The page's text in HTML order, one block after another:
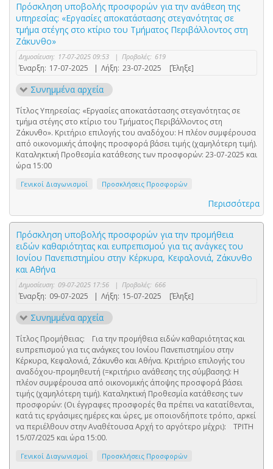
Πρόσκληση υποβολής προσφορών για την ανάθεση της
υπηρεσίας: «Εργασίες αποκατάστασης στεγανότητας σε
τμήμα στέγης στο κτίριο του Τμήματος Περιβάλλοντος στη
Ζάκυνθο»
Δημοσίευση: 17-07-2025 09:53 | Προβολές: 619
Έναρξη: 17-07-2025 | Λήξη: 23-07-2025 [Έληξε]
Συνημμένα αρχεία
Τίτλος Υπηρεσίας: «Εργασίες αποκατάστασης στεγανότητας σε
τμήμα στέγης στο κτίριο του Τμήματος Περιβάλλοντος στη
Ζάκυνθο». Κριτήριο επιλογής του αναδόχου: Η πλέον συμφέρουσα
από οικονομικής άποψης προσφορά βάσει τιμής (χαμηλότερη τιμή).
Καταληκτική Προθεσμία κατάθεσης των προσφορών: 23-07-2025 και
ώρα 15:00
Γενικοί Διαγωνισμοί Προσκλήσεις Προσφορών
Περισσότερα
Πρόσκληση υποβολής προσφορών για την προμήθεια
ειδών καθαριότητας και ευπρεπισμού για τις ανάγκες του
Ιονίου Πανεπιστημίου στην Κέρκυρα, Κεφαλονιά, Ζάκυνθο
και Αθήνα
Δημοσίευση: 09-07-2025 17:56 | Προβολές: 666
Έναρξη: 09-07-2025 | Λήξη: 15-07-2025 [Έληξε]
Συνημμένα αρχεία
Τίτλος Προμήθειας: Για την προμήθεια ειδών καθαριότητας και
ευπρεπισμού για τις ανάγκες του Ιονίου Πανεπιστημίου στην
Κέρκυρα, Κεφαλονιά, Ζάκυνθο και Αθήνα. Κριτήριο επιλογής του
αναδόχου-προμηθευτή (=κριτήριο ανάθεσης της σύμβασης): Η
πλέον συμφέρουσα από οικονομικής άποψης προσφορά βάσει
τιμής (χαμηλότερη τιμή). Καταληκτική Προθεσμία κατάθεσης των
προσφορών: (Οι έγγραφες προσφορές θα πρέπει να κατατίθενται,
κατά τις εργάσιμες ημέρες και ώρες, με οποιονδήποτε τρόπο, αρκεί
να περιέλθουν στην Αναθέτουσα Αρχή το αργότερο μέχρι): ΤΡΙΤΗ
15/07/2025 και ώρα 15:00.
Γενικοί Διαγωνισμοί Προσκλήσεις Προσφορών